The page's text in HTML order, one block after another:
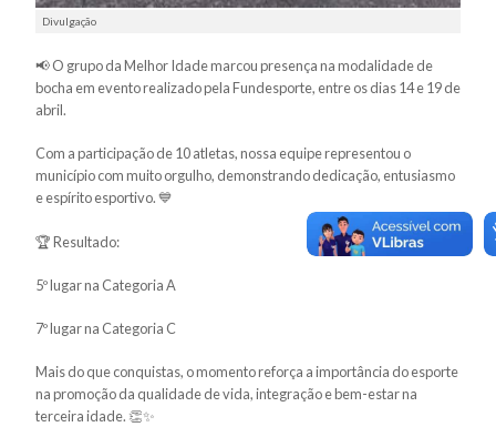
Divulgação
📢 O grupo da Melhor Idade marcou presença na modalidade de
bocha em evento realizado pela Fundesporte, entre os dias 14 e 19 de
abril.
Com a participação de 10 atletas, nossa equipe representou o
município com muito orgulho, demonstrando dedicação, entusiasmo
e espírito esportivo. 💙
🏆 Resultado:
5º lugar na Categoria A
7º lugar na Categoria C
Mais do que conquistas, o momento reforça a importância do esporte
na promoção da qualidade de vida, integração e bem-estar na
terceira idade. 👏✨